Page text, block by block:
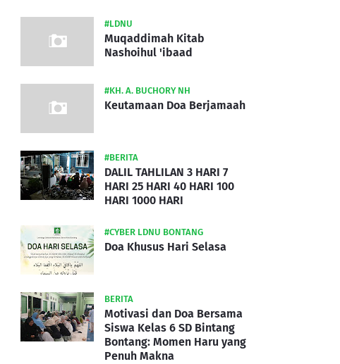
#LDNU
Muqaddimah Kitab
Nashoihul 'ibaad
#KH. A. BUCHORY NH
Keutamaan Doa Berjamaah
#BERITA
DALIL TAHLILAN 3 HARI 7
HARI 25 HARI 40 HARI 100
HARI 1000 HARI
#CYBER LDNU BONTANG
Doa Khusus Hari Selasa
BERITA
Motivasi dan Doa Bersama
Siswa Kelas 6 SD Bintang
Bontang: Momen Haru yang
Penuh Makna